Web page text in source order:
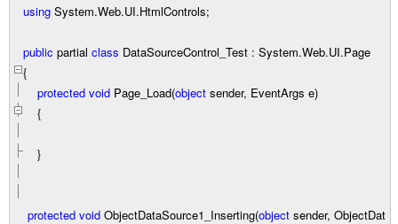
using System.Web.UI.HtmlControls;
public partial class DataSourceControl_Test : System.Web.UI.Page
{
protected void Page_Load(object sender, EventArgs e)
{
}
protected void ObjectDataSource1_Inserting(object sender, ObjectDat